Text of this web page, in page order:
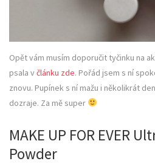
Opět vám musím doporučit tyčinku na
psala včlánku zde. Pořád jsem s ní
znovu. Pupínek s ní mažu i několikrát
dozraje. Za mě super
MAKE UP FOR EVER
Powder